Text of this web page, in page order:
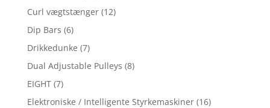
Curl vægtstænger (12)
Dip Bars (6)
Drikkedunke (7)
Dual Adjustable Pulleys (8)
EIGHT (7)
Elektroniske / Intelligente Styrkemaskiner (16)